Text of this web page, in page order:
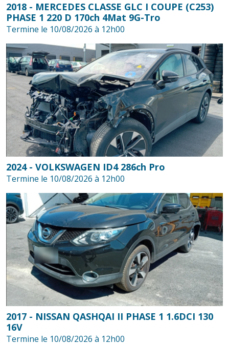
2018 - MERCEDES CLASSE GLC I COUPE (C253)
PHASE 1 220 D 170ch 4Mat 9G-Tro
Termine le 10/08/2026 à 12h00
2024 - VOLKSWAGEN ID4 286ch Pro
Termine le 10/08/2026 à 12h00
2017 - NISSAN QASHQAI II PHASE 1 1.6DCI 130
16V
Termine le 10/08/2026 à 12h00